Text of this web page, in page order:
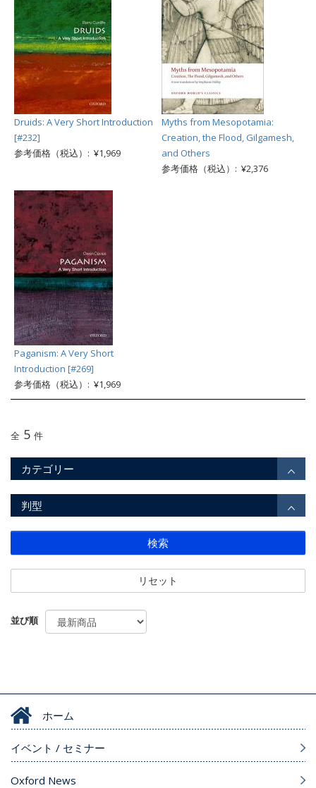
Druids: A Very Short Introduction
[#232]
参考価格（税込）: ¥1,969
Myths from Mesopotamia:
Creation, the Flood, Gilgamesh,
and Others
参考価格（税込）: ¥2,376
Paganism: A Very Short
Introduction [#269]
参考価格（税込）: ¥1,969
全 5 件
カテゴリー
判型
検索
リセット
並び順
ホーム
イベント / セミナー
Oxford News